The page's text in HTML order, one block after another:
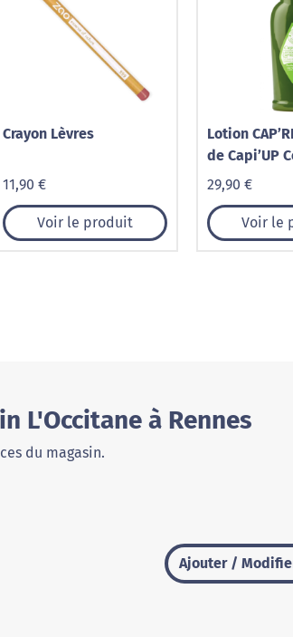
Crayon Lèvres
11,90 €
Voir le produit
Lotion
de Capi’UP
Natural
29,90 €
Voir le
L'Occitane à Rennes
du magasin.
Ajouter /